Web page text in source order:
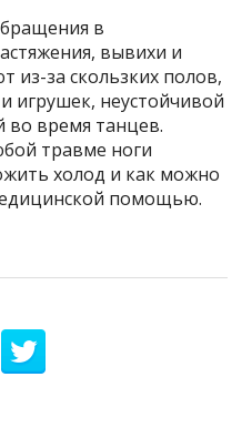
в
вывихи и
из-за скользких полов,
игрушек, неустойчивой
во время танцев.
травме ноги
холод и как можно
помощью.